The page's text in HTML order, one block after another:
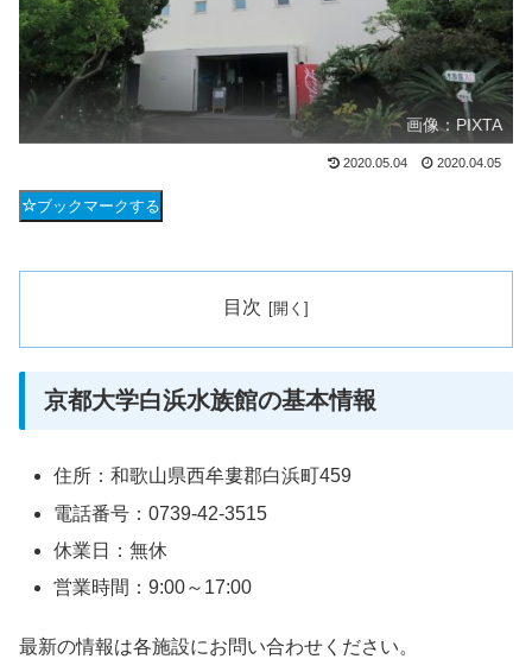
画像：PIXTA
2020.05.04 2020.04.05
ブックマークする
目次
京都大学白浜水族館の基本情報
住所：和歌山県西牟婁郡白浜町459
電話番号：0739-42-3515
休業日：無休
営業時間：9:00～17:00
最新の情報は各施設にお問い合わせください。